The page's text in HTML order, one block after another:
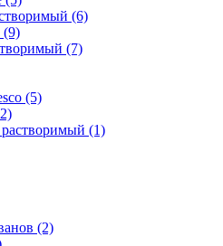
(6)
(9)
(7)
(5)
(1)
(2)